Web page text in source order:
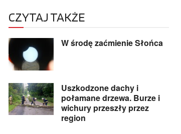
CZYTAJ TAKŻE
W środę zaćmienie Słońca
Uszkodzone dachy i
połamane drzewa. Burze i
wichury przeszły przez
region